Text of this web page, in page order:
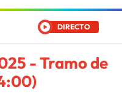
DIRECTO
- Tramo de